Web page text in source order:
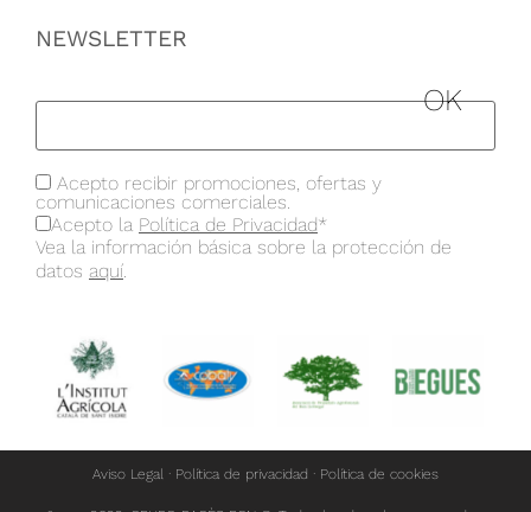
NEWSLETTER
Acepto recibir promociones, ofertas y
comunicaciones comerciales.
Acepto la Política de Privacidad*
Vea la información básica sobre la protección de
datos aquí
Aviso Legal · Política de privacidad · Política de cookies